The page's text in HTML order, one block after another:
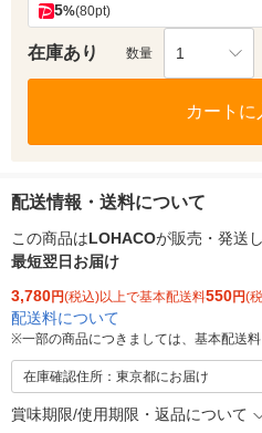
5%(80pt)
在庫あり 数量 1
カートに
配送情報・送料について
この商品はLOHACOが販売・発送し
最短翌日お届け
3,780円(税込)以上で基本配送料550円(
配送料について
※一部の商品につきましては、基本配送
在庫確認住所：東京都にお届け
賞味期限/使用期限・返品について